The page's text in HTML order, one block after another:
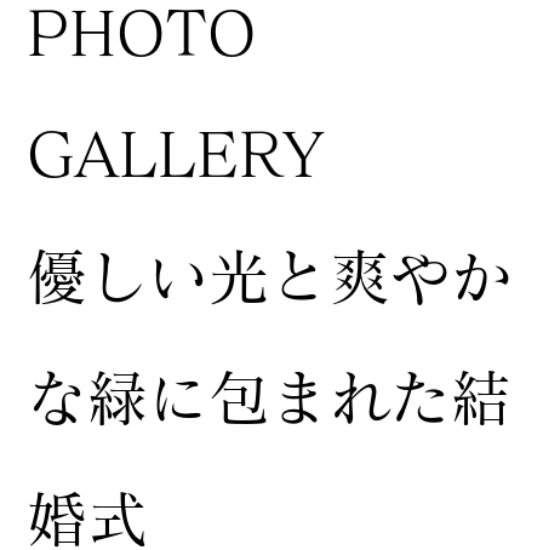
​PHOTO
GALLERY
​優しい光と爽やか
な緑に包まれた結
婚式